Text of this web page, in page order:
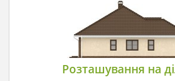
Розташування на